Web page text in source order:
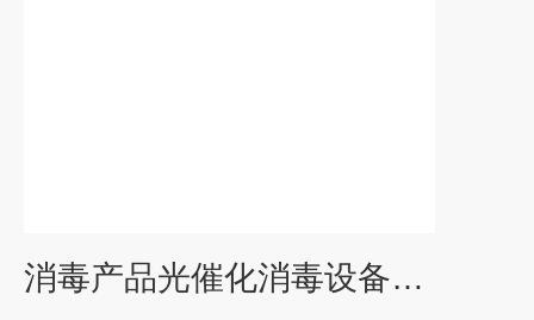
消毒产品光催化消毒设备检测服务